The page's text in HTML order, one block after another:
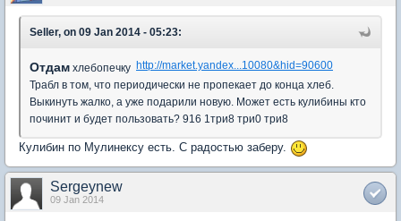
Seller, on 09 Jan 2014 - 05:23:
Отдам хлебопечку http://market.yandex...10080&hid=90600
Трабл в том, что периодически не пропекает до конца хлеб.
Выкинуть жалко, а уже подарили новую. Может есть кулибины кто
починит и будет пользовать? 916 1три8 три0 три8
Кулибин по Мулинексу есть. С радостью заберу.
Sergeynew
09 Jan 2014